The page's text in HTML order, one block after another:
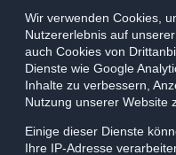
Wir verwenden Cookies,
Nutzererlebnis auf
auch Cookies von
Dienste wie Google
Inhalte zu verbessern,
Nutzung unserer Website
Einige dieser Dienste
Ihre IP-Adresse